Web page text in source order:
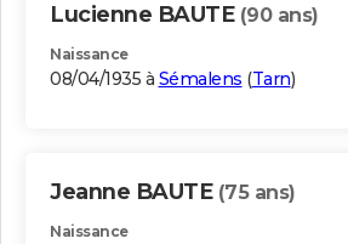
Lucienne BAUTE (90 ans)
Naissance
08/04/1935 à Sémalens (Tarn)
Jeanne BAUTE (75 ans)
Naissance